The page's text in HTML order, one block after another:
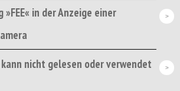
in der Anzeige einer
nicht gelesen oder verwendet